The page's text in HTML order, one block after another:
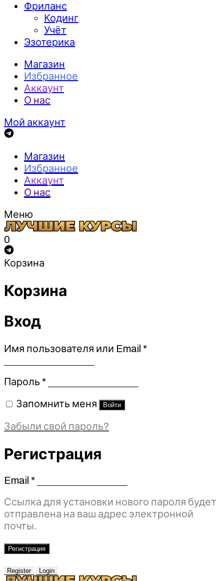
Фриланс
Кодинг
Учёт
Эзотерика
Магазин
Избранное
Аккаунт
О нас
Мой аккаунт
Магазин
Избранное
Аккаунт
О нас
Меню
0
Корзина
Корзина
Вход
Имя пользователя или Email *Обязательно
Пароль *Обязательно
Запомнить меня Войти
Забыли свой пароль?
Регистрация
Email *Обязательно
Ссылка для установки нового пароля будет
отправлена ​​на ваш адрес электронной
почты.
Регистрация
Register Login